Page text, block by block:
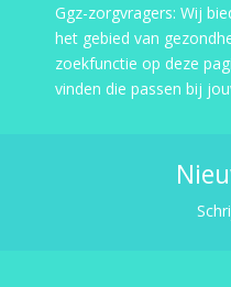
Ggz-zorgvragers: Wij
het gebied van
zoekfunctie op deze
vinden die passen bij